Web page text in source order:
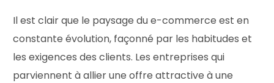
Il est clair que le paysage du e-commerce est en
constante évolution, façonné par les habitudes et
les exigences des clients. Les entreprises qui
parviennent à allier une offre attractive à une